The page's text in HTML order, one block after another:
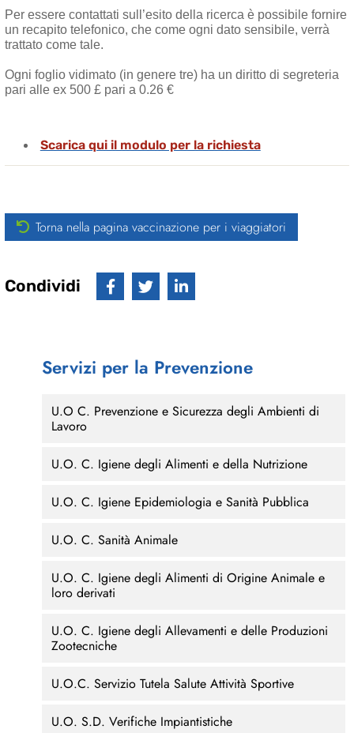
Per essere contattati sull’esito della ricerca è possibile fornire
un recapito telefonico, che come ogni dato sensibile, verrà
trattato come tale.
Ogni foglio vidimato (in genere tre) ha un diritto di segreteria
pari alle ex 500 £ pari a 0.26 €
Scarica qui il modulo per la richiesta
Torna nella pagina vaccinazione per i viaggiatori
Condividi
Servizi per la Prevenzione
U.O C. Prevenzione e Sicurezza degli Ambienti di
Lavoro
U.O. C. Igiene degli Alimenti e della Nutrizione
U.O. C. Igiene Epidemiologia e Sanità Pubblica
U.O. C. Sanità Animale
U.O. C. Igiene degli Alimenti di Origine Animale e
loro derivati
U.O. C. Igiene degli Allevamenti e delle Produzioni
Zootecniche
U.O.C. Servizio Tutela Salute Attività Sportive
U.O. S.D. Verifiche Impiantistiche